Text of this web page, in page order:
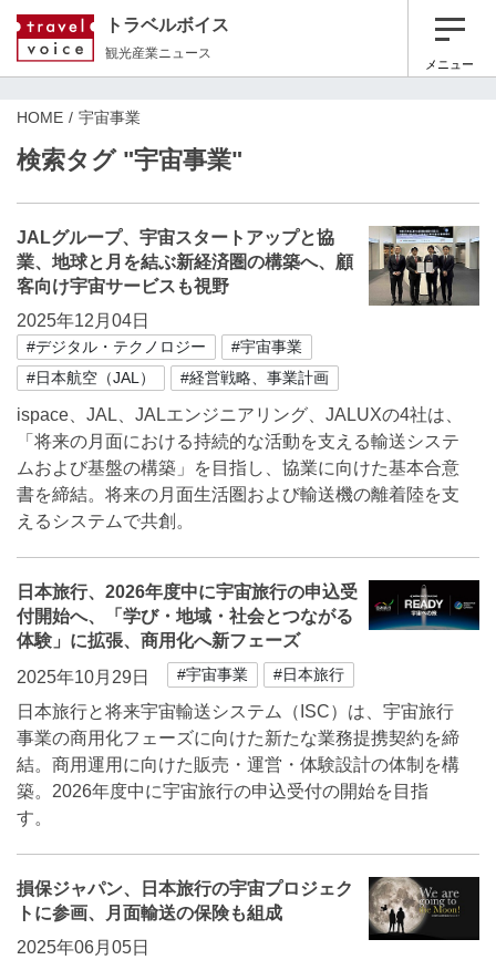
トラベルボイス
観光産業ニュース
メニュー
HOME 宇宙事業
検索タグ "宇宙事業"
JALグループ、宇宙スタートアップと協
業、地球と月を結ぶ新経済圏の構築へ、顧
客向け宇宙サービスも視野
2025年12月04日
#デジタル・テクノロジー
#宇宙事業
#日本航空（JAL）
#経営戦略、事業計画
ispace、JAL、JALエンジニアリング、JALUXの4社は、
「将来の月面における持続的な活動を支える輸送システ
ムおよび基盤の構築」を目指し、協業に向けた基本合意
書を締結。将来の月面生活圏および輸送機の離着陸を支
えるシステムで共創。
日本旅行、2026年度中に宇宙旅行の申込受
付開始へ、「学び・地域・社会とつながる
体験」に拡張、商用化へ新フェーズ
2025年10月29日
#宇宙事業 #日本旅行
日本旅行と将来宇宙輸送システム（ISC）は、宇宙旅行
事業の商用化フェーズに向けた新たな業務提携契約を締
結。商用運用に向けた販売・運営・体験設計の体制を構
築。2026年度中に宇宙旅行の申込受付の開始を目指
す。
損保ジャパン、日本旅行の宇宙プロジェク
トに参画、月面輸送の保険も組成
2025年06月05日